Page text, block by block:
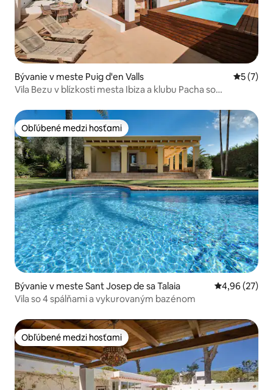
Bývanie v meste Puig d'en Valls
5 (7)
Vila Bezu v blízkosti mesta Ibiza a klubu Pacha so
Obľúbené medzi hosťami
Obľúbené medzi hosťami
Bývanie v meste Sant Josep de sa Talaia Priemerné
4,96 (27)
Vila so 4 spálňami a vykurovaným bazénom
Obľúbené medzi hosťami
Obľúbené medzi hosťami